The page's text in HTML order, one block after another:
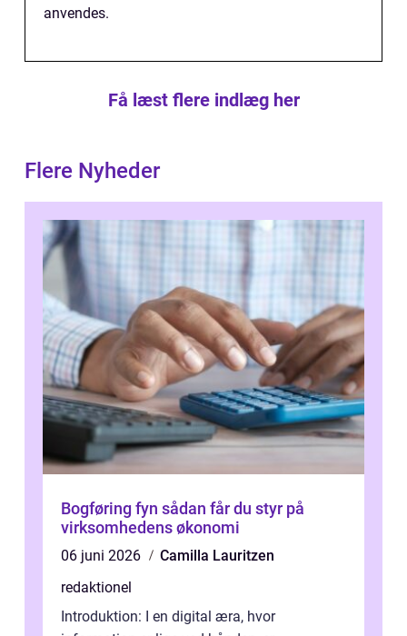
anvendes.
Få læst flere indlæg her
Flere Nyheder
Bogføring fyn sådan får du styr på
virksomhedens økonomi
06 juni 2026
Camilla Lauritzen
redaktionel
Introduktion: I en digital æra, hvor